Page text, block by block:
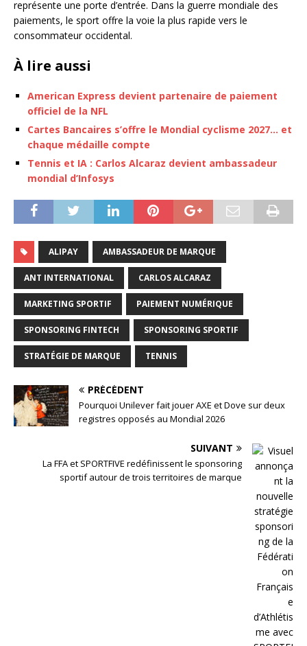
représente une porte d’entrée. Dans la guerre mondiale des
paiements, le sport offre la voie la plus rapide vers le
consommateur occidental.
À lire aussi
American Express devient partenaire de paiement
officiel de la NFL
Cartes Bancaires s’offre le Mondial cyclisme 2027… et
chaque médaille compte
Tennis et IA : Carlos Alcaraz devient ambassadeur
mondial d’Infosys
ALIPAY AMBASSADEUR DE MARQUE
ANT INTERNATIONAL CARLOS ALCARAZ
MARKETING SPORTIF PAIEMENT NUMÉRIQUE
SPONSORING FINTECH SPONSORING SPORTIF
STRATÉGIE DE MARQUE TENNIS
PRÉCÉDENT
Pourquoi Unilever fait jouer AXE et Dove sur deux
registres opposés au Mondial 2026
SUIVANT
La FFA et SPORTFIVE redéfinissent le sponsoring
sportif autour de trois territoires de marque